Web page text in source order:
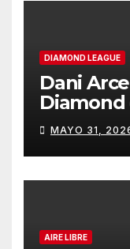
DIAMOND LEAGUE
Dani
Diamond
MAYO 31,
AIRE LIBRE